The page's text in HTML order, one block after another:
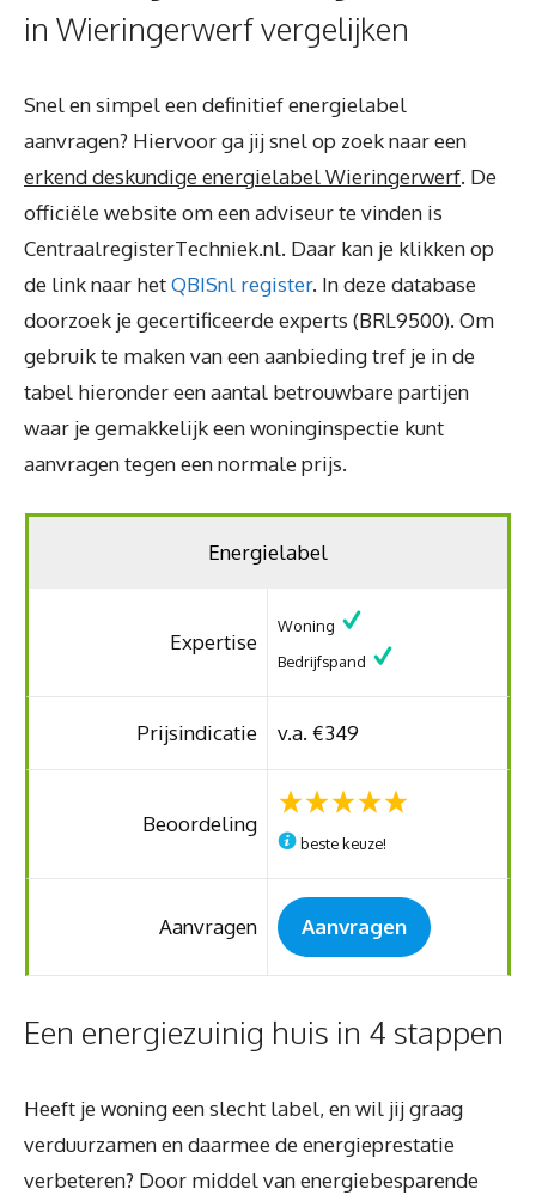
in Wieringerwerf vergelijken
Snel en simpel een definitief energielabel
aanvragen? Hiervoor ga jij snel op zoek naar een
erkend deskundige energielabel Wieringerwerf. De
officiële website om een adviseur te vinden is
CentraalregisterTechniek.nl. Daar kan je klikken op
de link naar hetQBISnl register. In deze database
doorzoek je gecertificeerde experts (BRL9500). Om
gebruik te maken van een aanbieding tref je in de
tabel hieronder een aantal betrouwbare partijen
waar je gemakkelijk een woninginspectie kunt
aanvragen tegen een normale prijs.
Energielabel
Expertise
Woning
Bedrijfspand
Prijsindicatie v.a. €349
Beoordeling
beste keuze!
Aanvragen Aanvragen
Een energiezuinig huis in 4 stappen
Heeft je woning een slecht label, en wil jij graag
verduurzamen en daarmee de energieprestatie
verbeteren? Door middel van energiebesparende